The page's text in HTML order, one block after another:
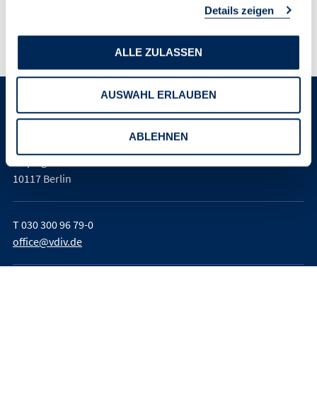
Details zeigen
ALLE ZULASSEN
AUSWAHL ERLAUBEN
ABLEHNEN
Verband der Immobilienverwalter
Deutschland e. V. (VDIV Deutschland)
10117 Berlin
T030 300 96 79-0
office@vdiv.de